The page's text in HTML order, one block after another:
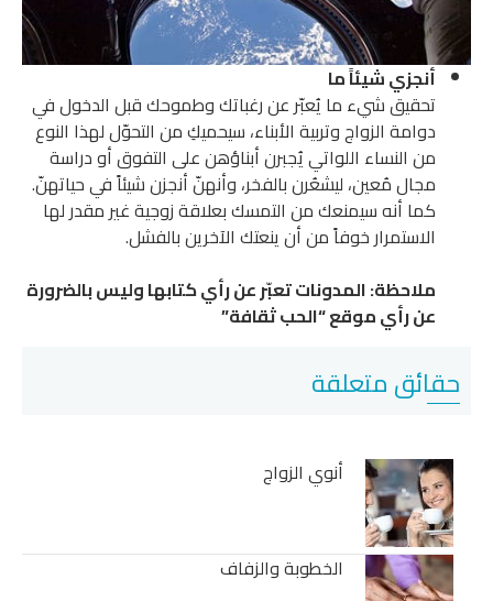
أنجزي شيئاً ما
تحقيق شيء ما يُعبّر عن رغباتك وطموحك قبل الدخول في
دوامة الزواج وتربية الأبناء، سيحميكِ من التحوّل لهذا النوع
من النساء اللواتي يُجبرن أبناؤهن على التفوق أو دراسة
مجال مُعين، ليشعُرن بالفخر، وأنهنّ أنجزن شيئاً في حياتهنّ.
كما أنه سيمنعك من التمسك بعلاقة زوجية غير مقدر لها
الاستمرار خوفاً من أن ينعتك الآخرين بالفشل.
ملاحظة: المدونات تعبّر عن رأي كتابها وليس بالضرورة
عن رأي موقع “الحب ثقافة”
حقائق متعلقة
أنوي الزواج
الخطوبة والزفاف